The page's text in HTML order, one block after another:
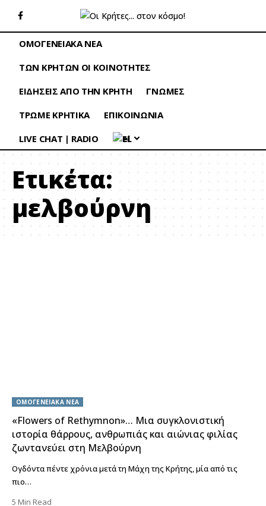
ΟΜΟΓΕΝΕΙΑΚΑ ΝΕΑ
ΤΩΝ ΚΡΗΤΩΝ ΟΙ ΚΟΙΝΟΤΗΤΕΣ
ΕΙΔΗΣΕΙΣ ΑΠΟ ΤΗΝ ΚΡΗΤΗ
ΓΝΩΜΕΣ
ΤΡΩΜΕ ΚΡΗΤΙΚΑ
ΕΠΙΚΟΙΝΩΝΙΑ
LIVE CHAT | RADIO
EL
Ετικέτα:
μελβούρνη
ΟΜΟΓΕΝΕΙΑΚΑ ΝΕΑ
«Flowers of Rethymnon»… Μια συγκλονιστική
ιστορία θάρρους, ανθρωπιάς και αιώνιας φιλίας
ζωντανεύει στη Μελβούρνη
Ογδόντα πέντε χρόνια μετά τη Μάχη της Κρήτης, μία από τις
πιο…
5 Min Read